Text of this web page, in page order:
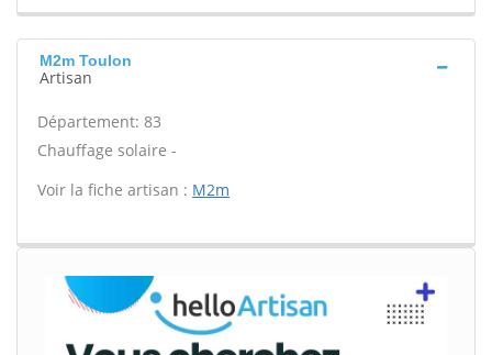
M2m Toulon
Artisan
Département: 83
Chauffage solaire -
Voir la fiche artisan : M2m